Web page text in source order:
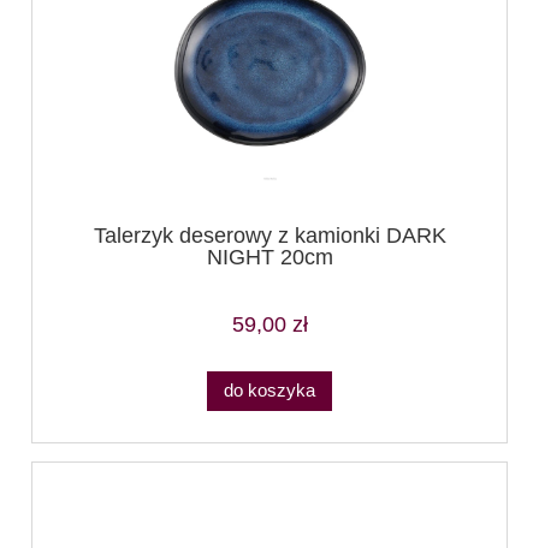
Talerzyk deserowy z kamionki DARK
NIGHT 20cm
59,00 zł
do koszyka